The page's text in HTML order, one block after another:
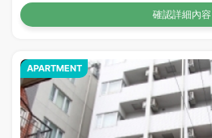
確認詳細內容
APARTMENT